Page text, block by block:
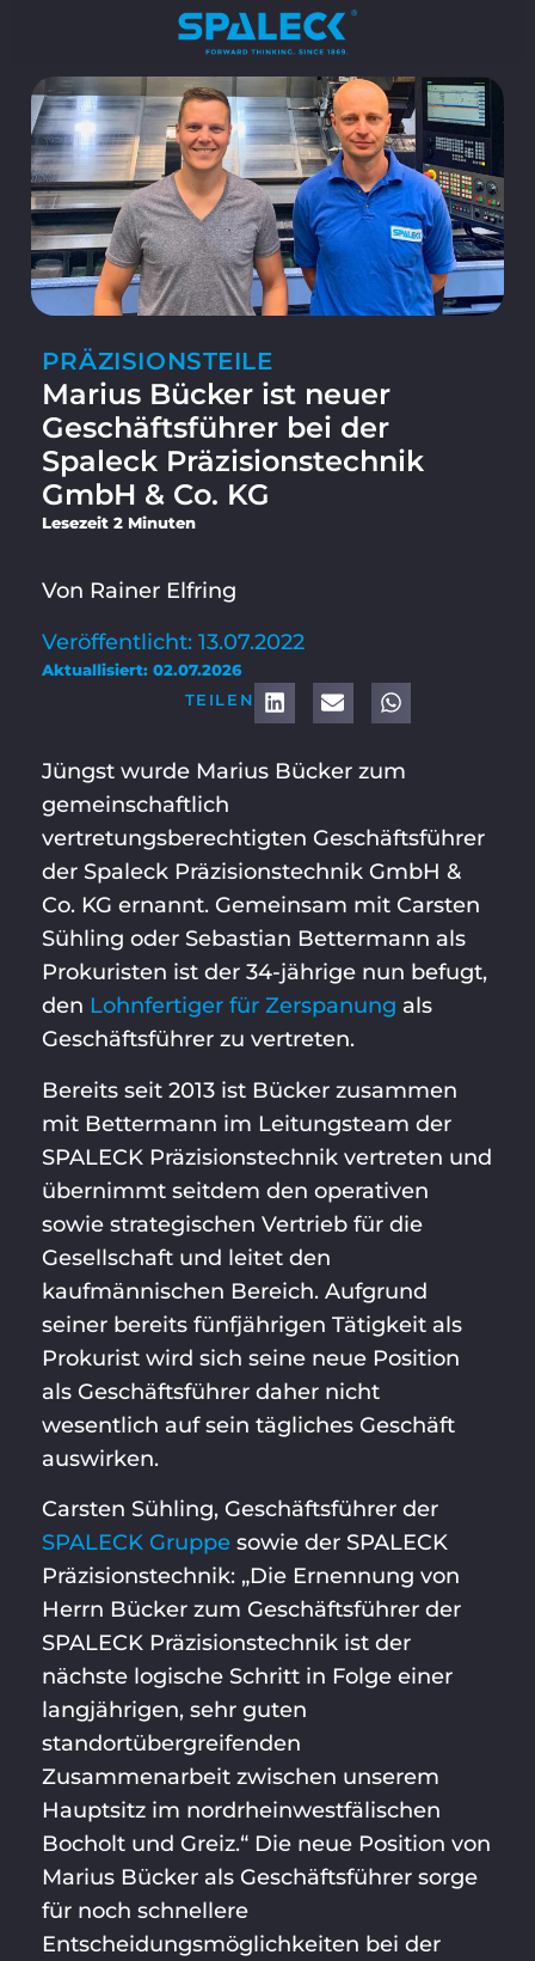
PRÄZISIONSTEILE
Marius Bücker ist neuer
Geschäftsführer bei der
Spaleck Präzisionstechnik
GmbH & Co. KG
Lesezeit 2 Minuten
Von Rainer Elfring
Veröffentlicht: 13.07.2022
Aktuallisiert: 02.07.2026
TEILEN
Jüngst wurde Marius Bücker zum
gemeinschaftlich
vertretungsberechtigten Geschäftsführer
der Spaleck Präzisionstechnik GmbH &
Co. KG ernannt. Gemeinsam mit Carsten
Sühling oder Sebastian Bettermann als
Prokuristen ist der 34-jährige nun befugt,
den Lohnfertiger für Zerspanung als
Geschäftsführer zu vertreten.
Bereits seit 2013 ist Bücker zusammen
mit Bettermann im Leitungsteam der
SPALECK Präzisionstechnik vertreten und
übernimmt seitdem den operativen
sowie strategischen Vertrieb für die
Gesellschaft und leitet den
kaufmännischen Bereich. Aufgrund
seiner bereits fünfjährigen Tätigkeit als
Prokurist wird sich seine neue Position
als Geschäftsführer daher nicht
wesentlich auf sein tägliches Geschäft
auswirken.
Carsten Sühling, Geschäftsführer der
SPALECK Gruppesowie der SPALECK
Präzisionstechnik: „Die Ernennung von
Herrn Bücker zum Geschäftsführer der
SPALECK Präzisionstechnik ist der
nächste logische Schritt in Folge einer
langjährigen, sehr guten
standortübergreifenden
Zusammenarbeit zwischen unserem
Hauptsitz im nordrheinwestfälischen
Bocholt und Greiz.“ Die neue Position von
Marius Bücker als Geschäftsführer sorge
für noch schnellere
Entscheidungsmöglichkeiten bei der